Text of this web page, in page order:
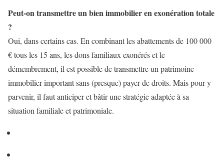
Peut-on transmettre un bien immobilier en exonération totale
?
Oui, dans certains cas. En combinant les abattements de 100 000
€ tous les 15 ans, les dons familiaux exonérés et le
démembrement, il est possible de transmettre un patrimoine
immobilier important sans (presque) payer de droits. Mais pour y
parvenir, il faut anticiper et bâtir une stratégie adaptée à sa
situation familiale et patrimoniale.